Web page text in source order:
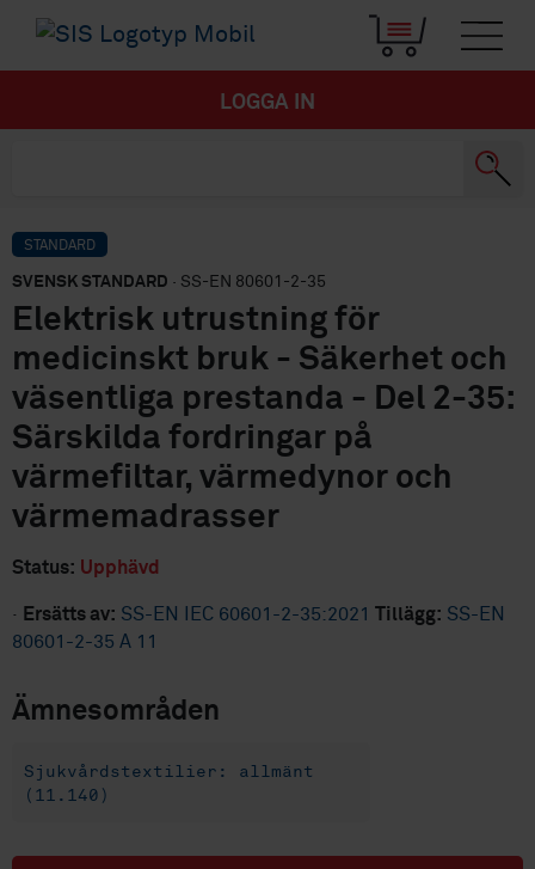
LOGGA IN
STANDARD
SVENSK STANDARD · SS-EN 80601-2-35
Elektrisk utrustning för
medicinskt bruk - Säkerhet och
väsentliga prestanda - Del 2-35:
Särskilda fordringar på
värmefiltar, värmedynor och
värmemadrasser
Status: Upphävd
· Ersätts av: SS-EN IEC 60601-2-35:2021 Tillägg: SS-EN
80601-2-35 A 11
Ämnesområden
Sjukvårdstextilier: allmänt
(11.140)